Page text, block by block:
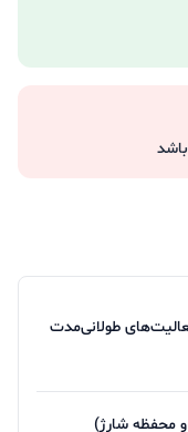
طولانی‌مدت